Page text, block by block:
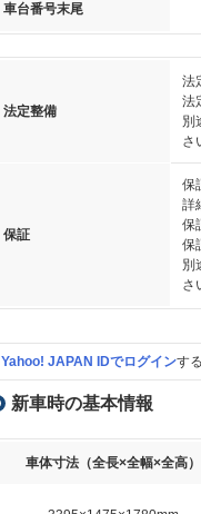
車台番号末尾
法定整備
法
法
別
さ
保証
保
詳
保
保
別
さ
Yahoo! JAPAN IDでログインす
新車時の基本情報
車体寸法（全長×全幅×全高）